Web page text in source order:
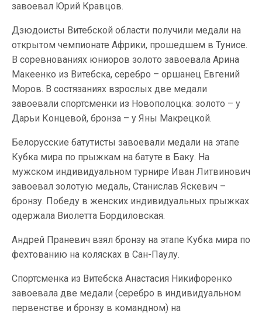
завоевал Юрий Кравцов.
Дзюдоисты Витебской области получили медали на
открытом чемпионате Африки, прошедшем в Тунисе.
В соревнованиях юниоров золото завоевала Арина
Макеенко из Витебска, серебро – оршанец Евгений
Моров. В состязаниях взрослых две медали
завоевали спортсменки из Новополоцка: золото – у
Дарьи Концевой, бронза – у Яны Макрецкой.
Белорусские батутисты завоевали медали на этапе
Кубка мира по прыжкам на батуте в Баку. На
мужском индивидуальном турнире Иван Литвинович
завоевал золотую медаль, Станислав Яскевич –
бронзу. Победу в женских индивидуальных прыжках
одержала Виолетта Бордиловская.
Андрей Праневич взял бронзу на этапе Кубка мира по
фехтованию на колясках в Сан-Паулу.
Спортсменка из Витебска Анастасия Никифоренко
завоевала две медали (серебро в индивидуальном
первенстве и бронзу в командном) на